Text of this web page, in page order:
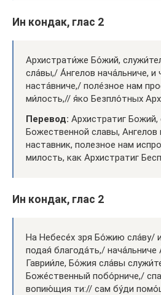
Ин кондак, глас 2
Архистрати́же Бо́жий,
сла́вы,/ А́нгелов нача́льниче, и
наста́вниче,/ поле́зное нам
ми́лость,// я́ко Безпло́тных
Перевод: Архистратиг Божий,
Божественной славы, Ангелов
наставник, полезное нам
милость, как Архистратиг
Ин кондак, глас 2
На Небесе́х зря Бо́жию сла́ву/
подая́ благода́ть,/ нача́льниче
Гаврии́ле, Бо́жия сла́вы
Боже́ственный побо́рниче,/
вопию́щия ти:// сам бу́ди